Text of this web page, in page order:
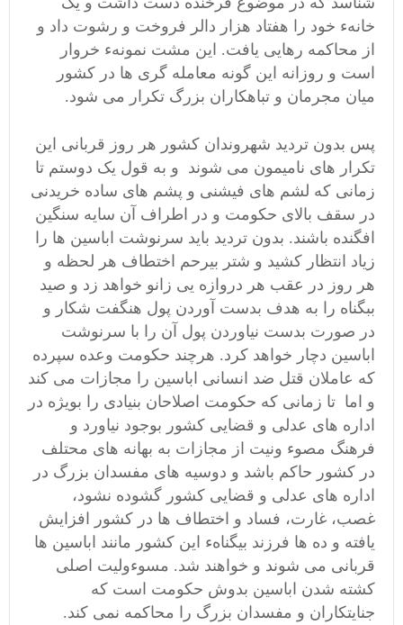
خانهء خود را هفتاد هزار دالر فروخت و رشوت داد و
از محاکمه رهایی یافت. این مشت نمونهء خروار
است و روزانه این گونه معامله گری ها در کشور
میان مجرمان و تباهکاران بزرگ تکرار می شود.
پس بدون تردید شهروندان کشور هر روز قربانی این
تکرار های نامیمون می شوند و به قول یک دوستم تا
زمانی که لشم های فیشنی و پشم های ساده خریدنی
در سقف بالای حکومت و در اطراف آن سایه سنگین
افگنده باشند. بدون تردید باید سرنوشت اباسین ها را
زیاد انتظار کشید و شتر بیرحم اختطاف هر لحظه و
هر روز در عقب هر دروازه یی زانو خواهد زد و صید
ببگناه را به هدف بدست آوردن پول هنگفت شکار و
در صورت بدست نیاوردن پول آن را با سرنوشت
اباسین دچار خواهد کرد. هرچند حکومت وعده سپرده
که عاملان قتل ضد انسانی اباسین را مجازات می کند
و اما تا زمانی که حکومت اصلاحان بنیادی را بویژه در
اداره های عدلی و قضایی کشور بوجود نیاورد و
فرهنگ مصوء ونیت از مجازات به بهانه های محتلف
در کشور حاکم باشد و دوسیه های مفسدان بزرگ در
اداره های عدلی و قضایی کشور گشوده نشود،
غصب، غارت، فساد و اختطاف ها در کشور افزایش
یافته و ده ها فرزند بیگناهء این کشور مانند اباسین ها
قربانی می شوند و خواهند شد. مسوءولیت اصلی
کشته شدن اباسین بدوش حکومت است که
جنایتکاران و مفسدان بزرگ را محاکمه نمی کند.